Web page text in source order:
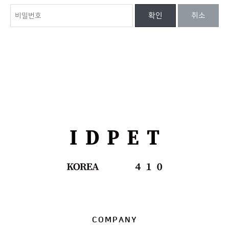
확인 취소
COMPANY